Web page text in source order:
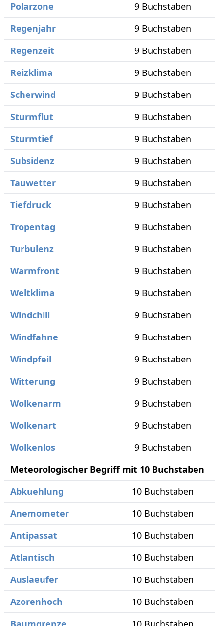
Polarzone
9 Buchstaben
Regenjahr
9 Buchstaben
Regenzeit
9 Buchstaben
Reizklima
9 Buchstaben
Scherwind
9 Buchstaben
Sturmflut
9 Buchstaben
Sturmtief
9 Buchstaben
Subsidenz
9 Buchstaben
Tauwetter
9 Buchstaben
Tiefdruck
9 Buchstaben
Tropentag
9 Buchstaben
Turbulenz
9 Buchstaben
Warmfront
9 Buchstaben
Weltklima
9 Buchstaben
Windchill
9 Buchstaben
Windfahne
9 Buchstaben
Windpfeil
9 Buchstaben
Witterung
9 Buchstaben
Wolkenarm
9 Buchstaben
Wolkenart
9 Buchstaben
Wolkenlos
9 Buchstaben
Meteorologischer Begriff mit 10 Buchstaben
Abkuehlung
10 Buchstaben
Anemometer
10 Buchstaben
Antipassat
10 Buchstaben
Atlantisch
10 Buchstaben
Auslaeufer
10 Buchstaben
Azorenhoch
10 Buchstaben
Baumgrenze
10 Buchstaben